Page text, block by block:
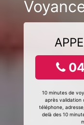
10 minutes de
après validation
téléphone,
delà des 10